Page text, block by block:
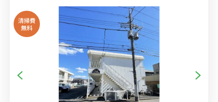
清掃費
無料